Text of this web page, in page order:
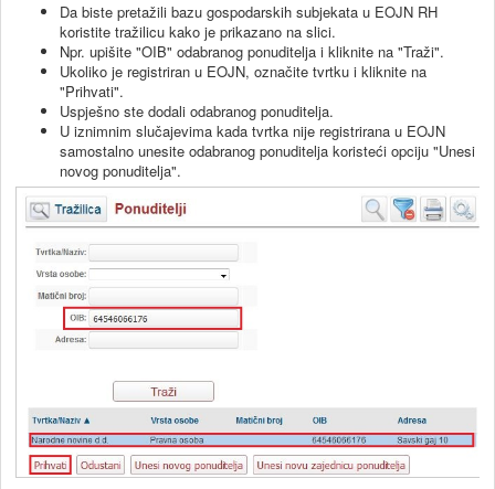
Da biste pretažili bazu gospodarskih subjekata u EOJN RH
koristite tražilicu kako je prikazano na slici.
Npr. upišite "OIB" odabranog ponuditelja i kliknite na "Traži".
Ukoliko je registriran u EOJN, označite tvrtku i kliknite na
"Prihvati".
Uspješno ste dodali odabranog ponuditelja.
U iznimnim slučajevima kada tvrtka nije registrirana u EOJN
samostalno unesite odabranog ponuditelja koristeći opciju "Unesi
novog ponuditelja".